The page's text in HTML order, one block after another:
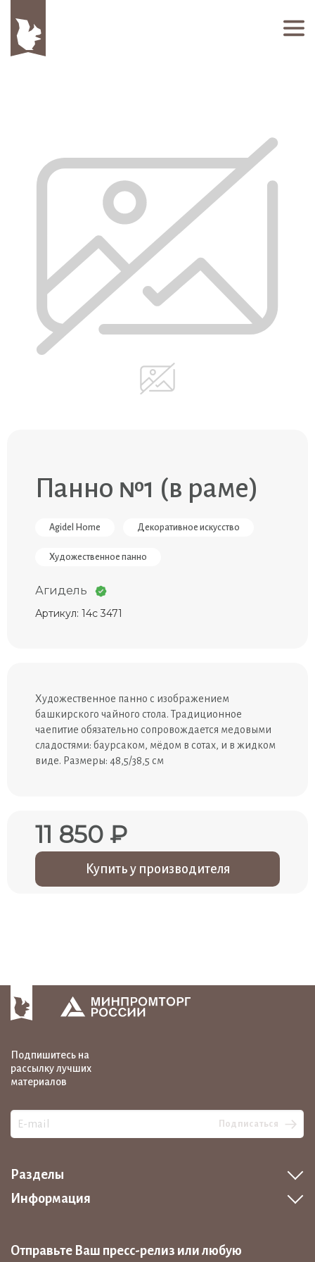
Панно №1 (в раме)
Agidel Home Декоративное искусство
Художественное панно
Агидель
Артикул: 14с 3471
Художественное панно с изображением
башкирского чайного стола. Традиционное
чаепитие обязательно сопровождается медовыми
сладостями: баурсаком, мёдом в сотах, и в жидком
виде. Размеры: 48,5/38,5 см
11 850 ₽
Купить у производителя
Подпишитесь на
рассылку лучших
материалов
Подписаться
Разделы
Информация
Отправьте Ваш пресс-релиз или любую